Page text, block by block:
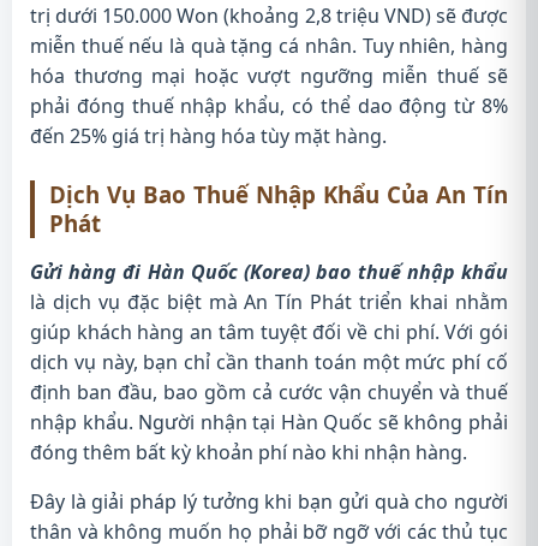
trị dưới 150.000 Won (khoảng 2,8 triệu VND) sẽ được
miễn thuế nếu là quà tặng cá nhân. Tuy nhiên, hàng
hóa thương mại hoặc vượt ngưỡng miễn thuế sẽ
phải đóng thuế nhập khẩu, có thể dao động từ 8%
đến 25% giá trị hàng hóa tùy mặt hàng.
Dịch Vụ Bao Thuế Nhập Khẩu Của An Tín
Phát
Gửi hàng đi Hàn Quốc (Korea) bao thuế nhập khẩu
là dịch vụ đặc biệt mà An Tín Phát triển khai nhằm
giúp khách hàng an tâm tuyệt đối về chi phí. Với gói
dịch vụ này, bạn chỉ cần thanh toán một mức phí cố
định ban đầu, bao gồm cả cước vận chuyển và thuế
nhập khẩu. Người nhận tại Hàn Quốc sẽ không phải
đóng thêm bất kỳ khoản phí nào khi nhận hàng.
Đây là giải pháp lý tưởng khi bạn gửi quà cho người
thân và không muốn họ phải bỡ ngỡ với các thủ tục